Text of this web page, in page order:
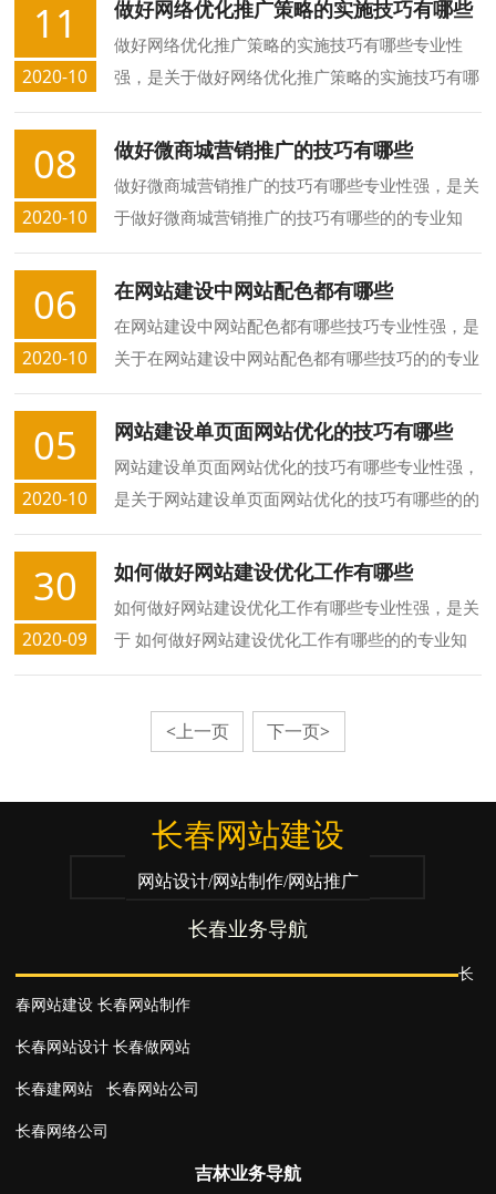
11
2020-10
做好网络优化推广策略的实施技巧有哪些
做好网络优化推广策略的实施技巧有哪些专业性
强，是关于做好网络优化推广策略的实施技巧有哪
些的的专业知识，众合长春网站制作公司介绍您做
好网络优化推广策略的实施技巧有哪些的方面的知
识.
08
2020-10
做好微商城营销推广的技巧有哪些
做好微商城营销推广的技巧有哪些专业性强，是关
于做好微商城营销推广的技巧有哪些的的专业知
识，众合长春网站制作公司介绍您做好微商城营销
推广的技巧有哪些的方面的知识.
06
2020-10
在网站建设中网站配色都有哪些
在网站建设中网站配色都有哪些技巧专业性强，是
关于在网站建设中网站配色都有哪些技巧的的专业
知识，众合长春网站制作公司介绍您在网站建设中
网站配色都有哪些技巧的方面的知识.
05
2020-10
网站建设单页面网站优化的技巧有哪些
网站建设单页面网站优化的技巧有哪些专业性强，
是关于网站建设单页面网站优化的技巧有哪些的的
专业知识，众合长春网站制作公司介绍您网站建设
单页面网站优化的技巧有哪些的方面的知识.
30
2020-09
如何做好网站建设优化工作有哪些
如何做好网站建设优化工作有哪些专业性强，是关
于 如何做好网站建设优化工作有哪些的的专业知
识，众合长春网站制作公司介绍您 如何做好网站
<上一页 下一页>
长春网站建设
网站设计/网站制作/网站推广
长春业务导航
长
春网站建设 长春网站制作
长春网站设计 长春做网站
长春建网站
长春网站公司
长春网络公司
吉林业务导航